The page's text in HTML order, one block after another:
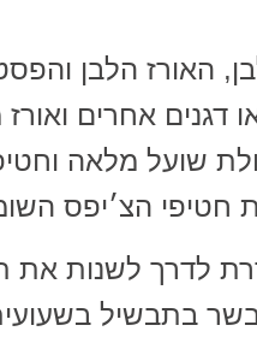
האורז הלבן
אחרים ואורז
שועל מלאה
הצ׳יפס
לדרך לשנות את
בתבשיל